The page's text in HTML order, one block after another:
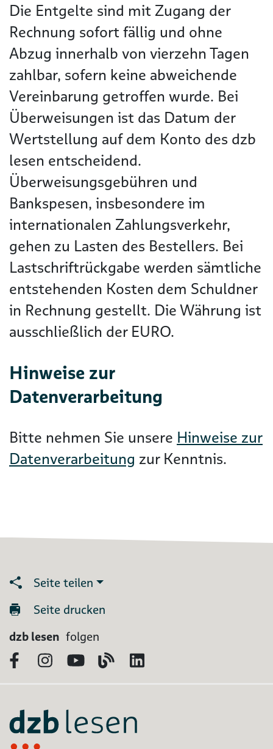
Die Entgelte sind mit Zugang der
Rechnung sofort fällig und ohne
Abzug innerhalb von vierzehn Tagen
zahlbar, sofern keine abweichende
Vereinbarung getroffen wurde. Bei
Überweisungen ist das Datum der
Wertstellung auf dem Konto des dzb
lesen entscheidend.
Überweisungsgebühren und
Bankspesen, insbesondere im
internationalen Zahlungsverkehr,
gehen zu Lasten des Bestellers. Bei
Lastschriftrückgabe werden sämtliche
entstehenden Kosten dem Schuldner
in Rechnung gestellt. Die Währung ist
ausschließlich der EURO.
Hinweise zur
Datenverarbeitung
Bitte nehmen Sie unsere Hinweise zur
Datenverarbeitung zur Kenntnis.
Seite teilen
Seite drucken
dzb lesen folgen
FacebookInstagram
YouTubeBlog